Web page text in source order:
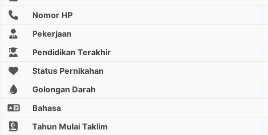
Nomor HP
Pekerjaan
Pendidikan Terakhir
Status Pernikahan
Golongan Darah
Bahasa
Tahun Mulai Taklim